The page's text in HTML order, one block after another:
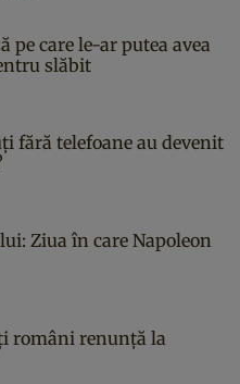
pe care le-ar putea avea
slăbit
fără telefoane au devenit
Ziua în care Napoleon
români renunță la